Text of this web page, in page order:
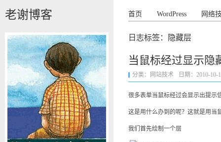
老谢博客 首页 WordPress 网络
日志标签：隐藏层
当鼠标经过显示隐
分类： 网站技术 日期：2010-10-
很多表单当鼠标经过会显示出提示
这是用什么办到的呢？这就是用当
我们首先绘制一个层